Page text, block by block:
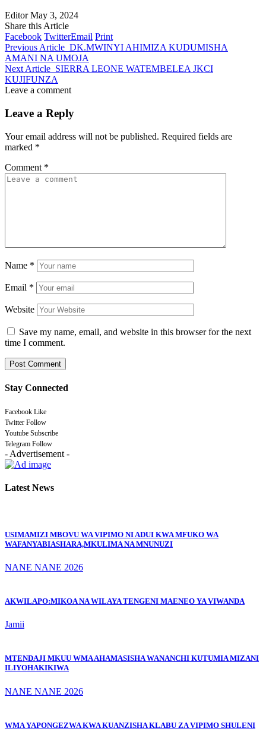
Editor May 3, 2024
Share this Article
Facebook TwitterEmail Print
Previous Article DK.MWINYI AHIMIZA KUDUMISHA
AMANI NA UMOJA
Next Article SIERRA LEONE WATEMBELEA JKCI
KUJIFUNZA
Leave a comment
Leave a Reply
Your email address will not be published. Required fields are
marked *
Comment *
Name *
Email *
Website
Save my name, email, and website in this browser for the next
time I comment.
Stay Connected
Facebook Like
Twitter Follow
Youtube Subscribe
Telegram Follow
- Advertisement -
Latest News
USIMAMIZI MBOVU WA VIPIMO NI ADUI KWA MFUKO WA
WAFANYABIASHARA,MKULIMA NA MNUNUZI
NANE NANE 2026
AKWILAPO:MIKOA NA WILAYA TENGENI MAENEO YA VIWANDA
Jamii
MTENDAJI MKUU WMA AHAMASISHA WANANCHI KUTUMIA MIZANI
ILIYOHAKIKIWA
NANE NANE 2026
WMA YAPONGEZWA KWA KUANZISHA KLABU ZA VIPIMO SHULENI